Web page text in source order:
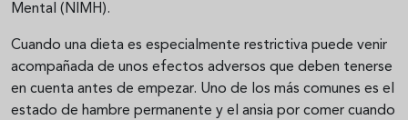
Mental (NIMH).
Cuando una dieta es especialmente restrictiva puede venir
acompañada de unos efectos adversos que deben tenerse
en cuenta antes de empezar. Uno de los más comunes es el
estado de hambre permanente y el ansia por comer cuando